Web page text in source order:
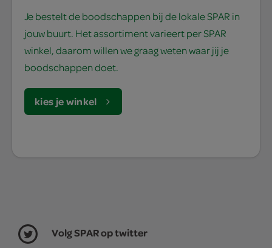
Je bestelt de boodschappen bij de lokale SPAR in
jouw buurt. Het assortiment varieert per SPAR
winkel, daarom willen we graag weten waar jij je
boodschappen doet.
kies je winkel
Volg SPAR op twitter